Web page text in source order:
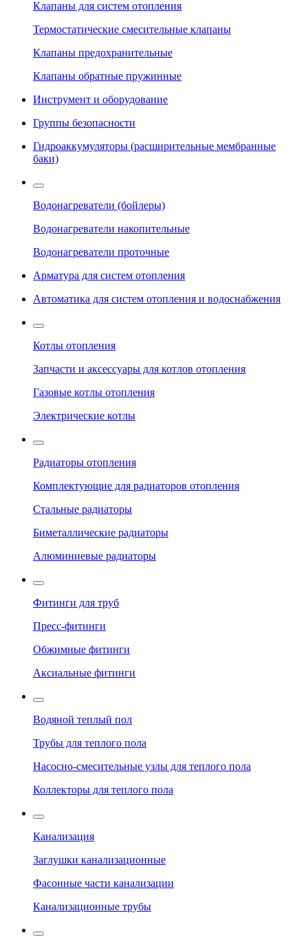
Клапаны для систем отопления
Термостатические смесительные клапаны
Клапаны предохранительные
Клапаны обратные пружинные
Инструмент и оборудование
Группы безопасности
Гидроаккумуляторы (расширительные мембранные
баки)
Водонагреватели (бойлеры)
Водонагреватели накопительные
Водонагреватели проточные
Арматура для систем отопления
Автоматика для систем отопления и водоснабжения
Котлы отопления
Запчасти и аксессуары для котлов отопления
Газовые котлы отопления
Электрические котлы
Радиаторы отопления
Комплектующие для радиаторов отопления
Стальные радиаторы
Биметаллические радиаторы
Алюминиевые радиаторы
Фитинги для труб
Пресс-фитинги
Обжимные фитинги
Аксиальные фитинги
Водяной теплый пол
Трубы для теплого пола
Насосно-смесительные узлы для теплого пола
Коллекторы для теплого пола
Канализация
Заглушки канализационные
Фасонные части канализации
Канализационные трубы